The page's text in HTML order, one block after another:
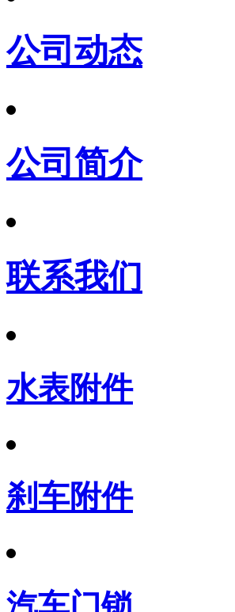
公司动态
公司简介
联系我们
水表附件
刹车附件